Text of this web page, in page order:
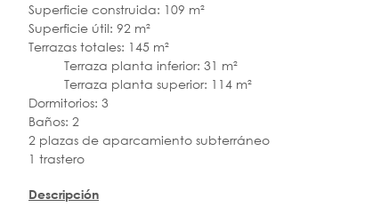
Superficie construida: 109 m²
Superficie útil: 92 m²
Terrazas totales: 145 m²
Terraza planta inferior: 31 m²
Terraza planta superior: 114 m²
Dormitorios: 3
Baños: 2
2 plazas de aparcamiento subterráneo
1 trastero
Descripción